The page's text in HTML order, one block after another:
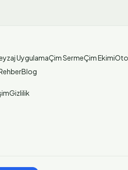
UygulamaÇim SermeÇim Ekimi
Blog
Gizlilik